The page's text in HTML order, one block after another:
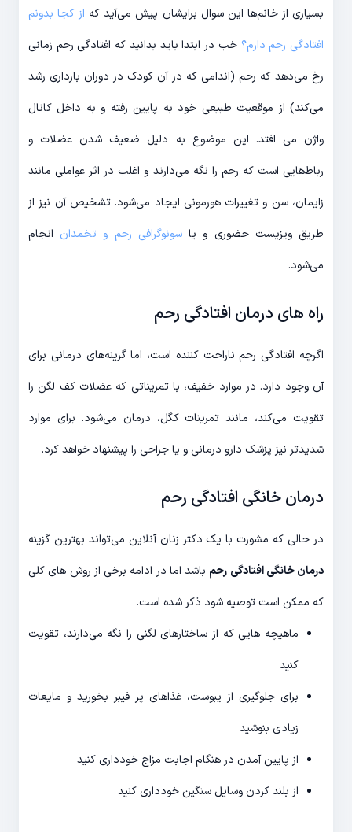
بسیاری از خانم‌ها این سوال برایشان پیش می‌آید که از کجا بدونم
افتادگی رحم دارم؟ خب در ابتدا باید بدانید که افتادگی رحم زمانی
رخ می‌دهد که رحم (اندامی که در آن کودک در دوران بارداری رشد
می‌کند) از موقعیت طبیعی خود به پایین رفته و به داخل کانال
واژن می افتد. این موضوع به دلیل ضعیف شدن عضلات و
رباط‌هایی است که رحم را نگه می‌دارند و اغلب در اثر عواملی مانند
زایمان، سن و تغییرات هورمونی ایجاد می‌شود. تشخیص آن نیز از
طریق ویزیست حضوری و یاسونوگرافی رحم و تخمدان انجام
می‌شود.
راه های درمان افتادگی رحم
اگرچه افتادگی رحم ناراحت کننده است، اما گزینه‌های درمانی برای
آن وجود دارد. در موارد خفیف، با تمریناتی که عضلات کف لگن را
تقویت می‌کند، مانند تمرینات کگل، درمان می‌شود. برای موارد
شدیدتر نیز پزشک دارو درمانی و یا جراحی را پیشنهاد خواهد کرد.
درمان خانگی افتادگی رحم
در حالی که مشورت با یک دکتر زنان آنلاین می‌تواند بهترین گزینه
درمان خانگی افتادگی رحم باشد اما در ادامه برخی از روش های کلی
که ممکن است توصیه شود ذکر شده است.
ماهیچه هایی که از ساختارهای لگنی را نگه می‌دارند، تقویت
کنید
برای جلوگیری از یبوست، غذاهای پر فیبر بخورید و مایعات
زیادی بنوشید
از پایین آمدن در هنگام اجابت مزاج خودداری کنید
از بلند کردن وسایل سنگین خودداری کنید